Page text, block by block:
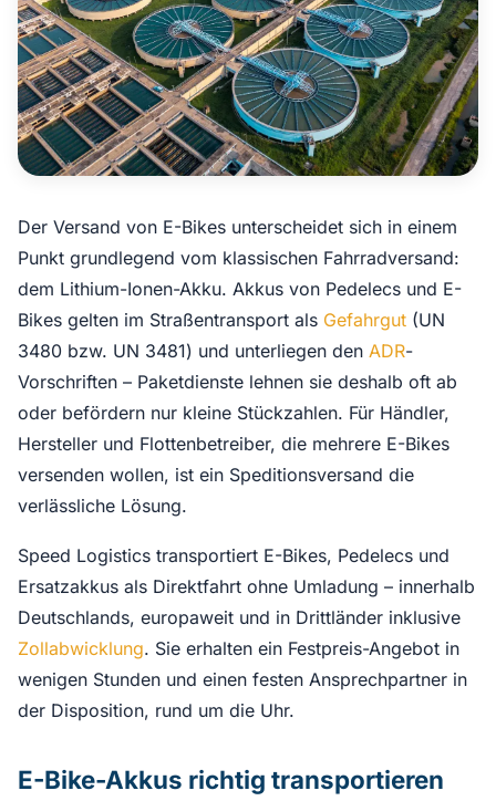
Der Versand von E-Bikes unterscheidet sich in einem
Punkt grundlegend vom klassischen Fahrradversand:
dem Lithium-Ionen-Akku. Akkus von Pedelecs und E-
Bikes gelten im Straßentransport als Gefahrgut (UN
3480 bzw. UN 3481) und unterliegen den ADR-
Vorschriften – Paketdienste lehnen sie deshalb oft ab
oder befördern nur kleine Stückzahlen. Für Händler,
Hersteller und Flottenbetreiber, die mehrere E-Bikes
versenden wollen, ist ein Speditionsversand die
verlässliche Lösung.
Speed Logistics transportiert E-Bikes, Pedelecs und
Ersatzakkus als Direktfahrt ohne Umladung – innerhalb
Deutschlands, europaweit und in Drittländer inklusive
Zollabwicklung. Sie erhalten ein Festpreis-Angebot in
wenigen Stunden und einen festen Ansprechpartner in
der Disposition, rund um die Uhr.
E-Bike-Akkus richtig transportieren